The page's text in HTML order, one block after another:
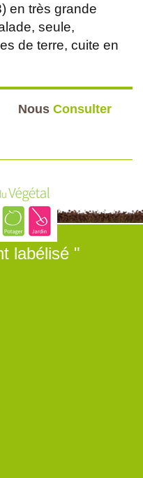
en très grande
seule,
de terre, cuite en
Nous Consulter
labélisé "